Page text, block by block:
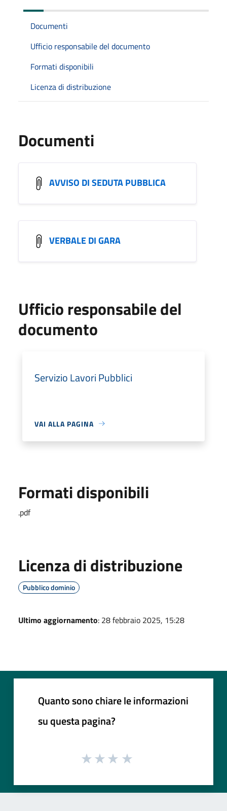
Documenti
Ufficio responsabile del documento
Formati disponibili
Licenza di distribuzione
Documenti
AVVISO DI SEDUTA PUBBLICA
VERBALE DI GARA
Ufficio responsabile del
documento
Servizio Lavori Pubblici
VAI ALLA PAGINA
Formati disponibili
.pdf
Licenza di distribuzione
Pubblico dominio
Ultimo aggiornamento: 28 febbraio 2025, 15:28
Quanto sono chiare le informazioni
su questa pagina?